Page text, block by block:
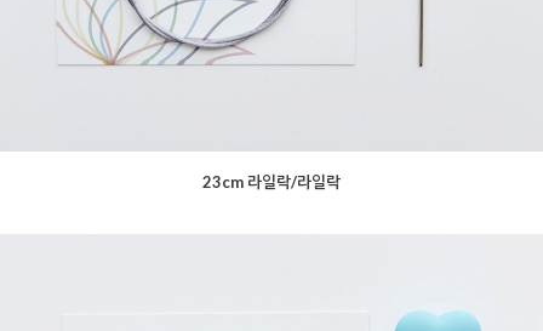
23cm 라일락/라일락